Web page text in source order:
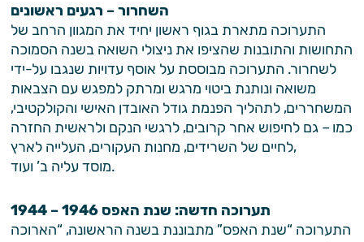
השחרור – רגעים ראשונים
התערוכה מתארת בגוף ראשון יחיד את המגוון הרחב של
התחושות והתובנות שהציפו את ניצולי השואה בשנה הסמוכה
לשחרור. התערוכה מבוססת על אוסף עדויות שנגבו על-ידי
משואה ונותנת ביטוי מרגש ומרתק למפגש עם הצבאות
המשחררים, לתהליך הפנמת גודל האובדן האישי והקולקטיבי,
כמו – גם לחיפוש אחר קרובים, לרגשי הנקם ולראשית החזרה
לחיים של השרידים, מחנות העקורים, העלייה לארץ,
מוסד עליה ב’ ועוד.
תערוכה חדשה: שנת האפס 1946 – 1944
התערוכה “שנת האפס” מתבוננת בשנה הראשונה, “הארוכה